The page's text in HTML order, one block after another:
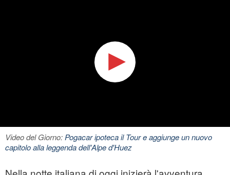
Video del Giorno:Pogacar ipoteca il Tour e aggiunge un nuovo
capitolo alla leggenda dell'Alpe d'Huez